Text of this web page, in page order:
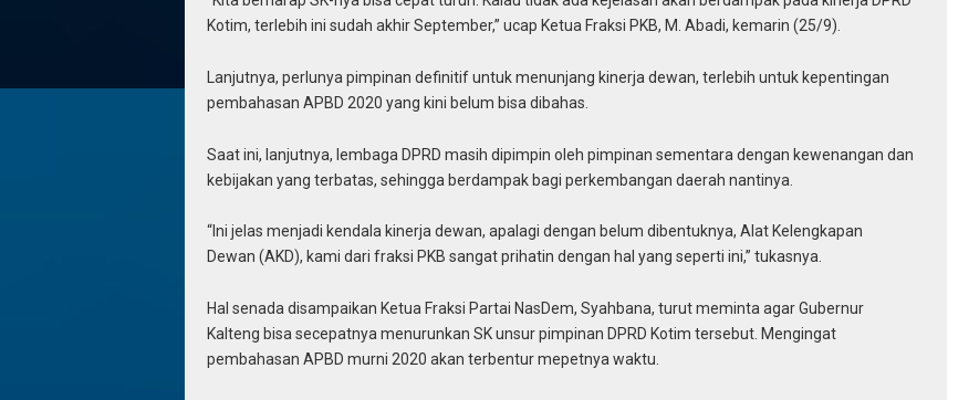
Kotim, terlebih ini sudah akhir September,” ucap Ketua Fraksi PKB, M. Abadi, kemarin (25/9).
Lanjutnya, perlunya pimpinan definitif untuk menunjang kinerja dewan, terlebih untuk kepentingan
pembahasan APBD 2020 yang kini belum bisa dibahas.
Saat ini, lanjutnya, lembaga DPRD masih dipimpin oleh pimpinan sementara dengan kewenangan dan
kebijakan yang terbatas, sehingga berdampak bagi perkembangan daerah nantinya.
“Ini jelas menjadi kendala kinerja dewan, apalagi dengan belum dibentuknya, Alat Kelengkapan
Dewan (AKD), kami dari fraksi PKB sangat prihatin dengan hal yang seperti ini,” tukasnya.
Hal senada disampaikan Ketua Fraksi Partai NasDem, Syahbana, turut meminta agar Gubernur
Kalteng bisa secepatnya menurunkan SK unsur pimpinan DPRD Kotim tersebut. Mengingat
pembahasan APBD murni 2020 akan terbentur mepetnya waktu.